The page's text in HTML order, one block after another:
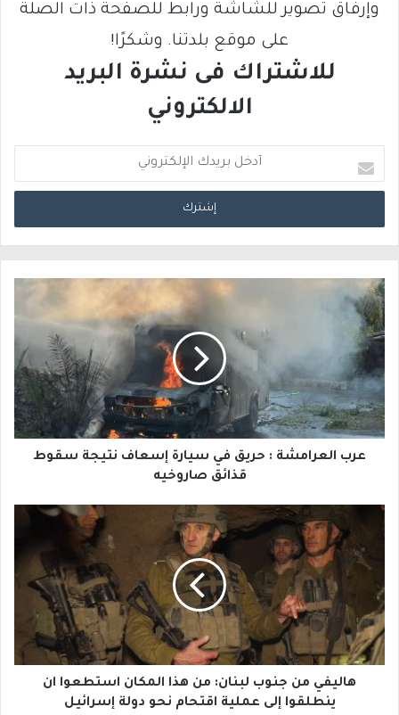
وإرفاق تصوير للشاشة ورابط للصفحة ذات الصلة
على موقع بلدتنا. وشكرًا!
للاشتراك فى نشرة البريد
الالكتروني
د
خ
ب
ر
ي
د
ك
ا
إ
ت
ر
و
عرب العرامشة : حريق في سيارة إسعاف نتيجة سقوط
قذائق صاروخيه
هاليفي من جنوب لبنان: من هذا المكان استطعوا ان
ينطلقوا إلى عملية اقتحام نحو دولة إسرائيل